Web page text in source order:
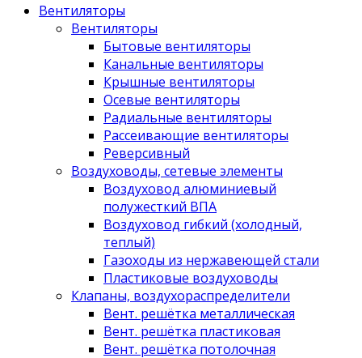
Вентиляторы
Вентиляторы
Бытовые вентиляторы
Канальные вентиляторы
Крышные вентиляторы
Осевые вентиляторы
Радиальные вентиляторы
Рассеивающие вентиляторы
Реверсивный
Воздуховоды, сетевые элементы
Воздуховод алюминиевый
полужесткий ВПА
Воздуховод гибкий (холодный,
теплый)
Газоходы из нержавеющей стали
Пластиковые воздуховоды
Клапаны, воздухораспределители
Вент. решётка металлическая
Вент. решётка пластиковая
Вент. решётка потолочная